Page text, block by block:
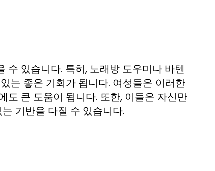
수 있습니다. 특히, 노래방 도우미나 바텐
는 좋은 기회가 됩니다. 여성들은 이러한
도 큰 도움이 됩니다. 또한, 이들은 자신만
기반을 다질 수 있습니다.